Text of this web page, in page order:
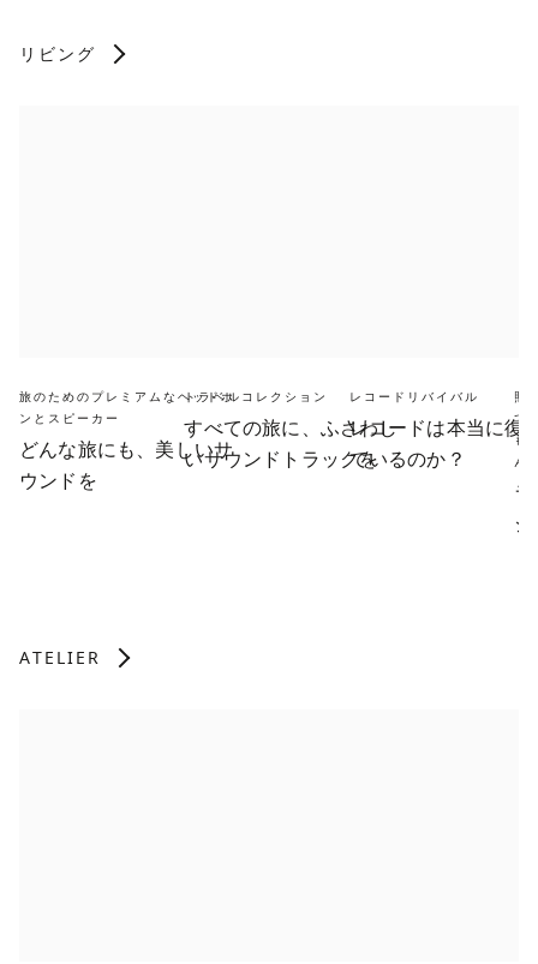
リビング
旅のためのプレミアムなヘッドホ
ンとスピーカー
どんな旅にも、美しいサ
ウンドを
トラベルコレクション
すべての旅に、ふさわし
いサウンドトラックを
レコードリバイバル
レコードは本当に復
ているのか？
照
て
も
ん
ATELIER